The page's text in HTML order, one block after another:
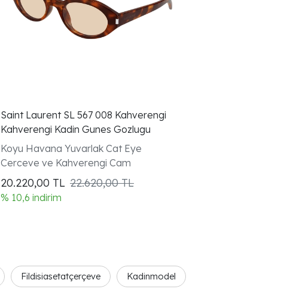
Saint Laurent SL 567 008 Kahverengi
Kahverengi Kadin Gunes Gozlugu
Koyu Havana Yuvarlak Cat Eye
Cerceve ve Kahverengi Cam
20.220,00 TL 22.620,00 TL
% 10,6 indirim
Fildisiasetatçerçeve Kadinmodel